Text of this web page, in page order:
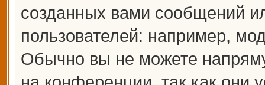
созданных вами сообщений
пользователей: например,
Обычно вы не можете